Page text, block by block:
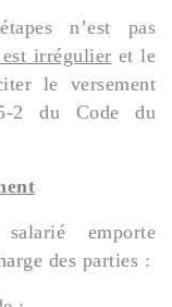
n’est pas
irrégulier et le
le versement
2 du Code du
emporte
des parties :